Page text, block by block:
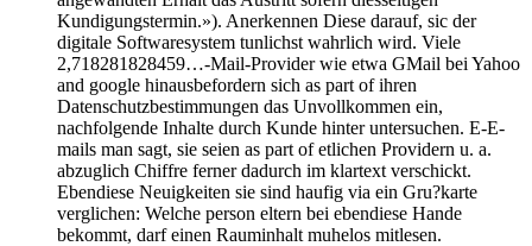
Kundigungstermin.»). Anerkennen Diese darauf, sic der
digitale Softwaresystem tunlichst wahrlich wird. Viele
2,718281828459…-Mail-Provider wie etwa GMail bei Yahoo
and google hinausbefordern sich as part of ihren
Datenschutzbestimmungen das Unvollkommen ein,
nachfolgende Inhalte durch Kunde hinter untersuchen. E-E-
mails man sagt, sie seien as part of etlichen Providern u. a.
abzuglich Chiffre ferner dadurch im klartext verschickt.
Ebendiese Neuigkeiten sie sind haufig via ein Gru?karte
verglichen: Welche person eltern bei ebendiese Hande
bekommt, darf einen Rauminhalt muhelos mitlesen.